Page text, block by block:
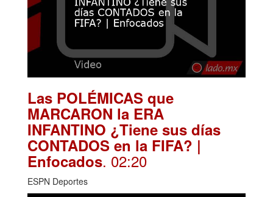
Las POLÉMICAS que
MARCARON la ERA
INFANTINO ¿Tiene sus días
CONTADOS en la FIFA? |
Enfocados. 02:20
ESPN Deportes